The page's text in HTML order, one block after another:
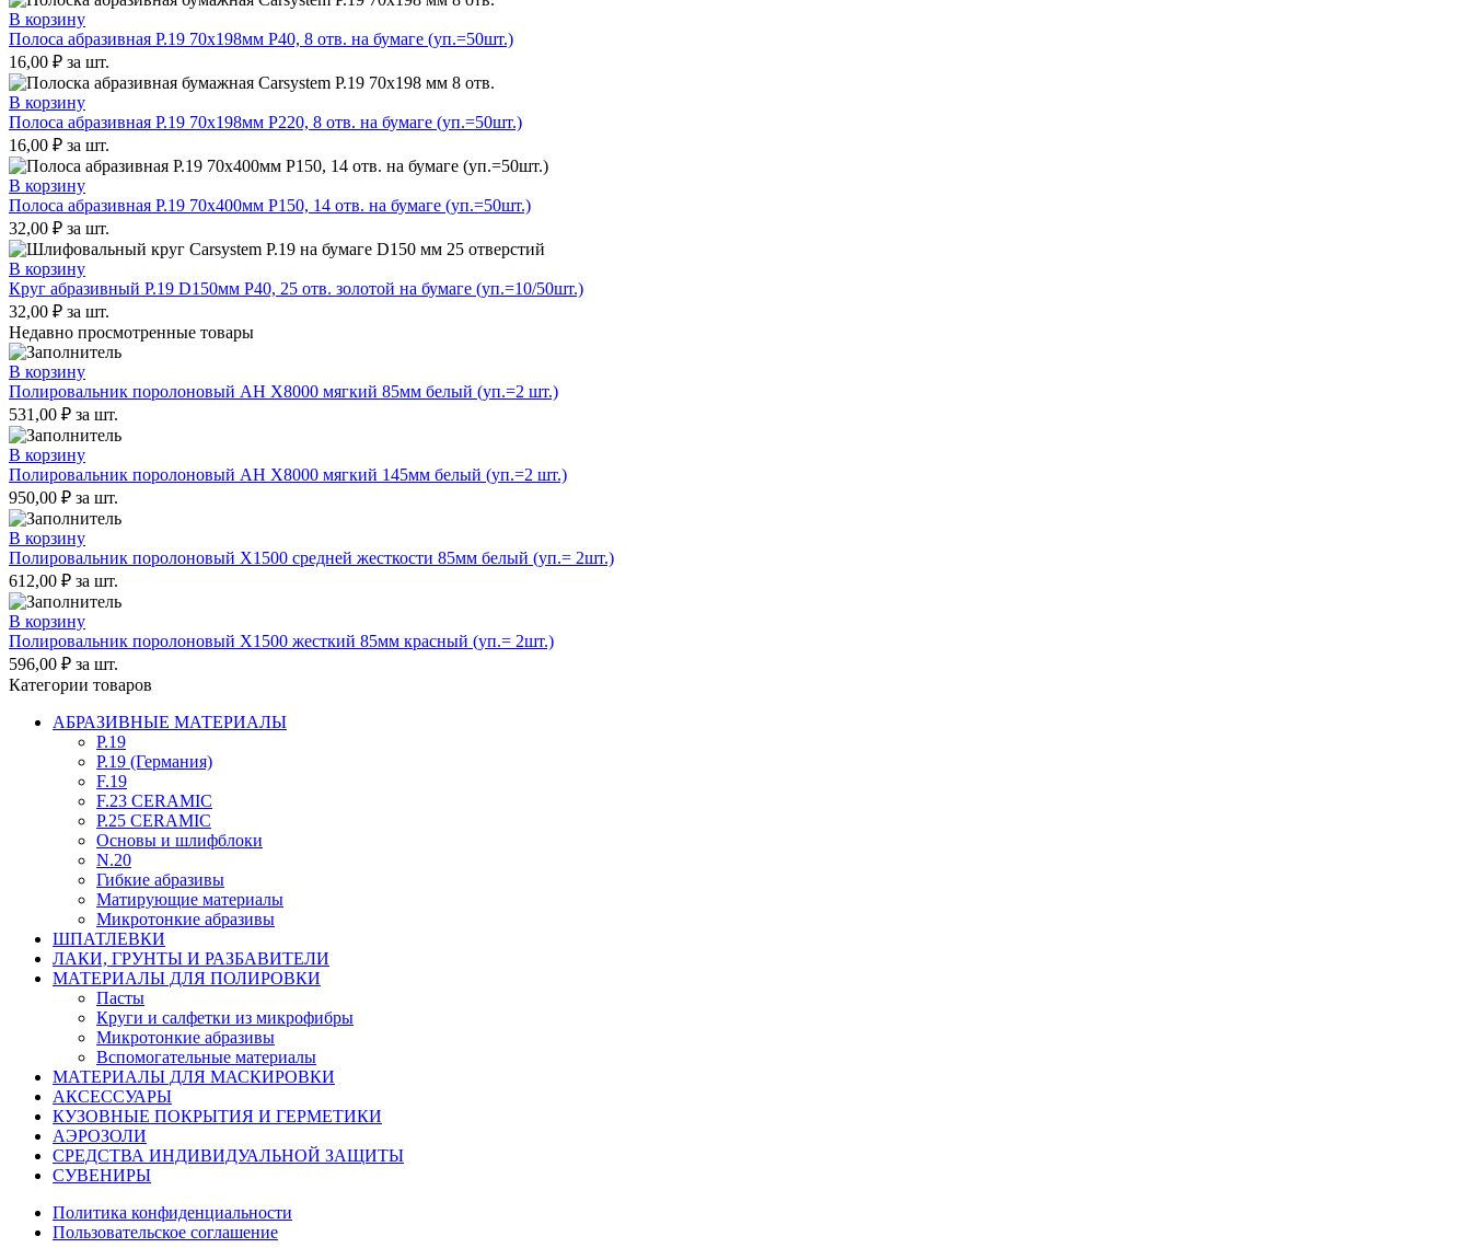
В корзину
Полоса абразивная P.19 70х198мм P40, 8 отв. на бумаге (уп.=50шт.)
16,00 ₽ за шт.
В корзину
Полоса абразивная P.19 70х198мм P220, 8 отв. на бумаге (уп.=50шт.)
16,00 ₽ за шт.
В корзину
Полоса абразивная P.19 70х400мм P150, 14 отв. на бумаге (уп.=50шт.)
32,00 ₽ за шт.
В корзину
Круг абразивный P.19 D150мм P40, 25 отв. золотой на бумаге (уп.=10/50шт.)
32,00 ₽ за шт.
Недавно просмотренные товары
В корзину
Полировальник поролоновый AH X8000 мягкий 85мм белый (уп.=2 шт.)
531,00 ₽ за шт.
В корзину
Полировальник поролоновый AH X8000 мягкий 145мм белый (уп.=2 шт.)
950,00 ₽ за шт.
В корзину
Полировальник поролоновый X1500 средней жесткости 85мм белый (уп.= 2шт.)
612,00 ₽ за шт.
В корзину
Полировальник поролоновый X1500 жесткий 85мм красный (уп.= 2шт.)
596,00 ₽ за шт.
Категории товаров
АБРАЗИВНЫЕ МАТЕРИАЛЫ
P.19
P.19 (Германия)
F.19
F.23 CERAMIC
P.25 CERAMIC
Основы и шлифблоки
N.20
Гибкие абразивы
Матирующие материалы
Микротонкие абразивы
ШПАТЛЕВКИ
ЛАКИ, ГРУНТЫ И РАЗБАВИТЕЛИ
МАТЕРИАЛЫ ДЛЯ ПОЛИРОВКИ
Пасты
Круги и салфетки из микрофибры
Микротонкие абразивы
Вспомогательные материалы
МАТЕРИАЛЫ ДЛЯ МАСКИРОВКИ
АКСЕССУАРЫ
КУЗОВНЫЕ ПОКРЫТИЯ И ГЕРМЕТИКИ
АЭРОЗОЛИ
СРЕДСТВА ИНДИВИДУАЛЬНОЙ ЗАЩИТЫ
СУВЕНИРЫ
Политика конфиденциальности
Пользовательское соглашение